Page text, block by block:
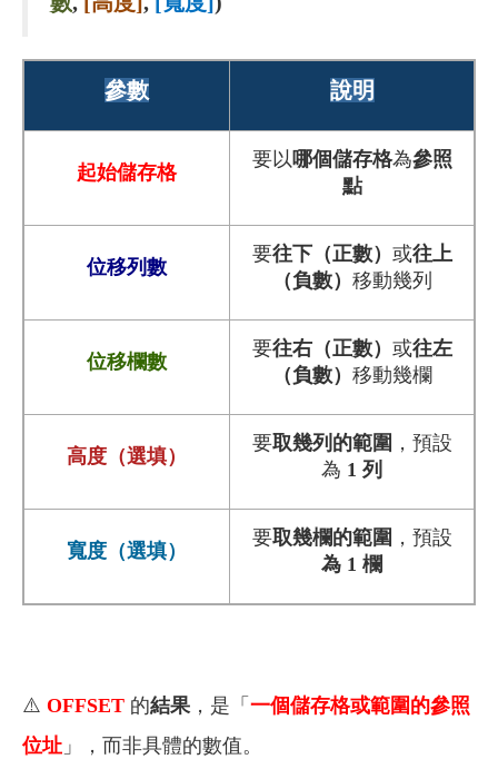
參數 說明
起始儲存格
要以哪個儲存格為參照
點
位移列數
要往下（正數） 或往上
（負數） 移動幾列
位移欄數
要往右（正數） 或往左
（負數） 移動幾欄
高度（選填）
要取幾列的範圍 ，預設
為 1 列
寬度（選填）
要取幾欄的範圍 ，預設
為 1 欄
⚠️ OFFSET 的結果，是「 一個儲存格或範圍的參照
位址 」，而非具體的數值。